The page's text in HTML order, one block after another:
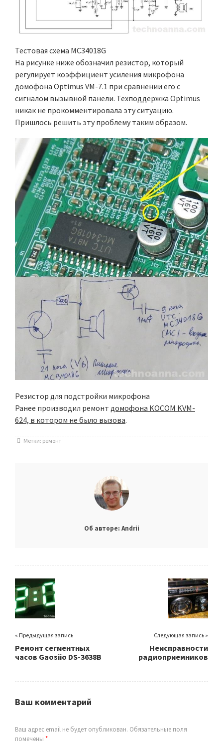
Тестовая схема MC34018G
На рисунке ниже обозначил резистор, который
регулирует коэффициент усиления микрофона
домофона Optimus VM-7.1 при сравнении его с
сигналом вызывной панели. Техподдержка Optimus
никак не прокомментировала эту ситуацию.
Пришлось решить эту проблему таким образом.
Резистор для подстройки микрофона
Ранее производил ремонт домофона KOCOM KVM-
624, в котором не было вызова.
Метки: ремонт
Об авторе: Andrii
« Предыдущая запись
Ремонт сегментных
часов Gaosiio DS-3638B
Следующая запись »
Неисправности
радиоприемников
Ваш комментарий
Ваш адрес email не будет опубликован. Обязательные поля
помечены *